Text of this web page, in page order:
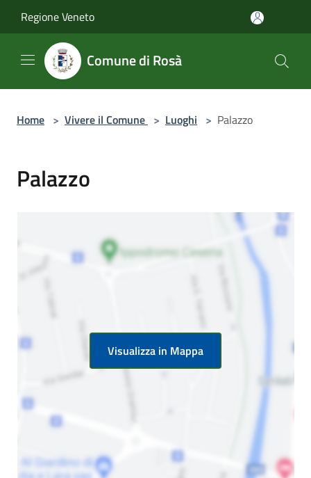
Regione Veneto
Comune di Rosà
Home > Vivere il Comune > Luoghi > Palazzo
Palazzo
Visualizza in Mappa